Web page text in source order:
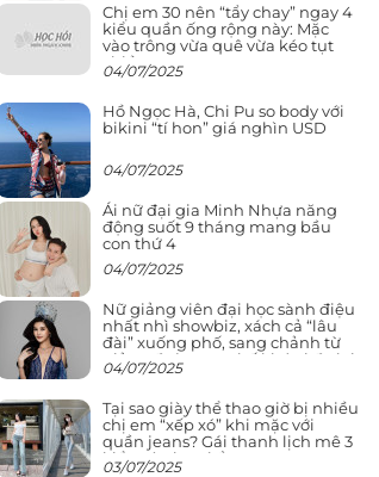
Chị em 30 nên “tẩy chay” ngay 4
kiểu quần ống rộng này: Mặc
vào trông vừa quê vừa kéo tụt
chiều cao
04/07/2025
Hồ Ngọc Hà, Chi Pu so body với
bikini “tí hon” giá nghìn USD
04/07/2025
Ái nữ đại gia Minh Nhựa năng
động suốt 9 tháng mang bầu
con thứ 4
04/07/2025
Nữ giảng viên đại học sành điệu
nhất nhì showbiz, xách cả “lâu
đài” xuống phố, sang chảnh từ
giảng đường ra phố khó ai đọ lại
04/07/2025
Tại sao giày thể thao giờ bị nhiều
chị em “xếp xó” khi mặc với
quần jeans? Gái thanh lịch mê 3
kiểu này hơn hẳn
03/07/2025